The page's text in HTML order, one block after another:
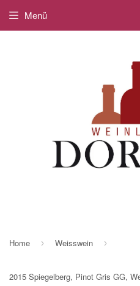
Menü
Home › Weisswein ›